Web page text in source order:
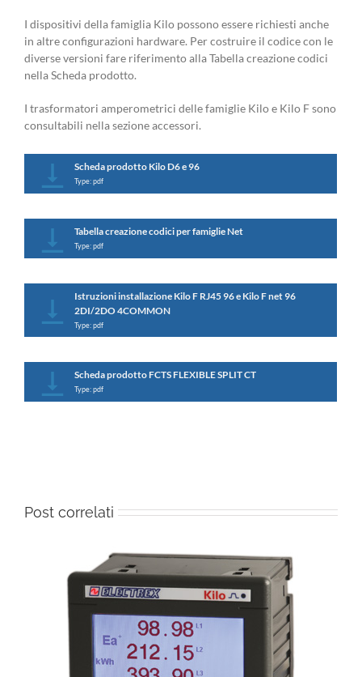
I dispositivi della famiglia Kilo possono essere richiesti anche
in altre configurazioni hardware. Per costruire il codice con le
diverse versioni fare riferimento alla Tabella creazione codici
nella Scheda prodotto.
I trasformatori amperometrici delle famiglie Kilo e Kilo F sono
consultabili nella sezione accessori.
Scheda prodotto Kilo D6 e 96
Type: pdf
Tabella creazione codici per famiglie Net
Type: pdf
Istruzioni installazione Kilo F RJ45 96 e Kilo F net 96
2DI/2DO 4COMMON
Type: pdf
Scheda prodotto FCTS FLEXIBLE SPLIT CT
Type: pdf
Post correlati